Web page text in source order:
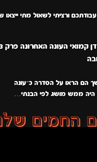
ורציתי לשאול מתי ייצאו
גולדן
הם הראו על הסדרה כ״עונה
היה ממש מושג לפי הבנתי…